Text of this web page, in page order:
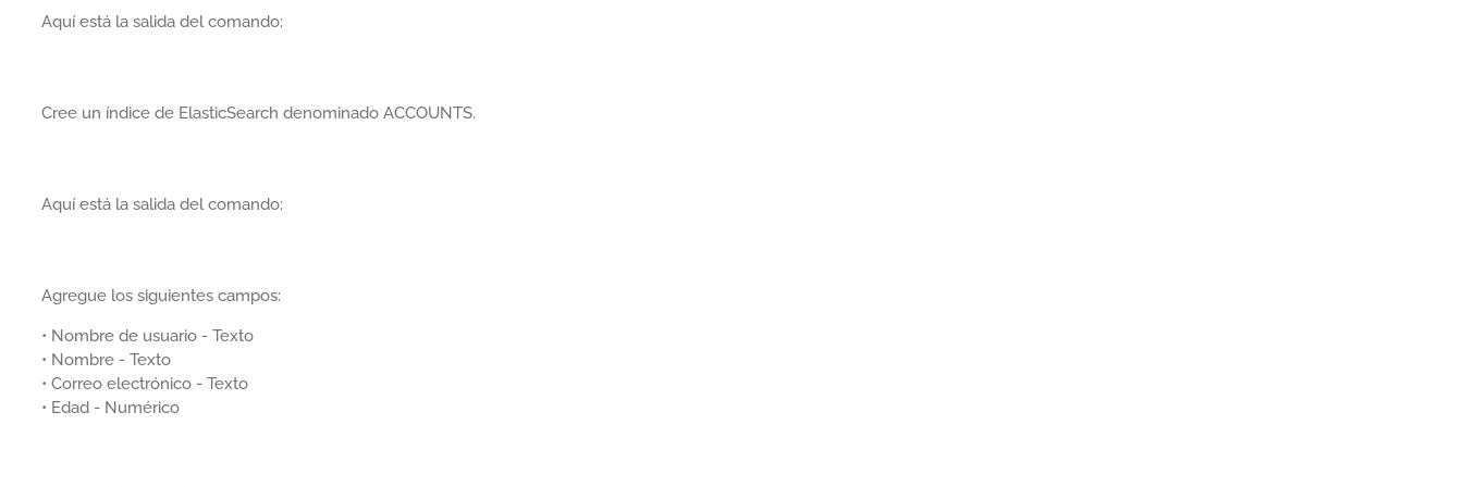
Aquí está la salida del comando:
Cree un índice de ElasticSearch denominado ACCOUNTS.
Aquí está la salida del comando:
Agregue los siguientes campos:
• Nombre de usuario - Texto
• Nombre - Texto
• Correo electrónico - Texto
• Edad - Numérico